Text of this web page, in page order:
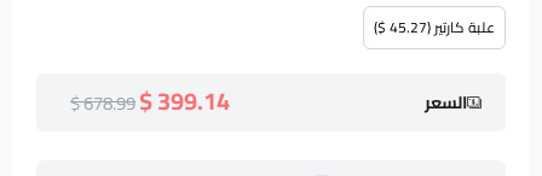
علبة كارتير (45.27 $)
السعر 399.14 $
678.99 $